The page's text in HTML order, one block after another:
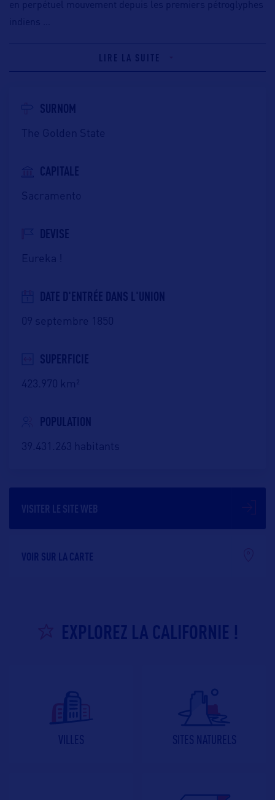
en perpétuel mouvement depuis les premiers pétroglyphes
indiens
LIRE LA SUITE
SURNOM
The Golden State
CAPITALE
Sacramento
DEVISE
Eureka !
DATE D'ENTRÉE DANS L'UNION
09 septembre 1850
SUPERFICIE
423.970 km²
POPULATION
39.431.263 habitants
VISITER LE SITE WEB
VOIR SUR LA CARTE
EXPLOREZ LA CALIFORNIE !
VILLES SITES NATURELS